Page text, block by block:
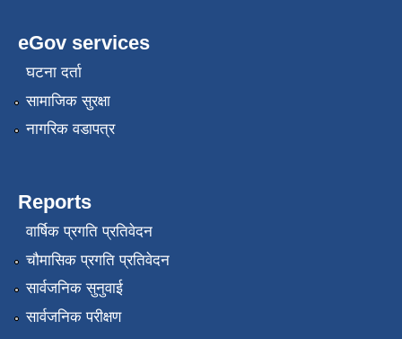
eGov services
घटना दर्ता
सामाजिक सुरक्षा
नागरिक वडापत्र
Reports
वार्षिक प्रगति प्रतिवेदन
चौमासिक प्रगति प्रतिवेदन
सार्वजनिक सुनुवाई
सार्वजनिक परीक्षण